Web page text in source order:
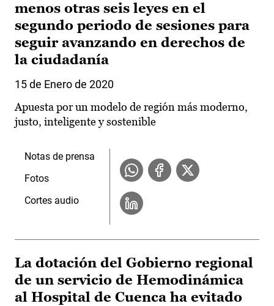
menos otras seis leyes en el
segundo periodo de sesiones para
seguir avanzando en derechos de
la ciudadanía
15 de Enero de 2020
Apuesta por un modelo de región más moderno,
justo, inteligente y sostenible
Notas de prensa
Fotos
Cortes audio
La dotación del Gobierno regional
de un servicio de Hemodinámica
al Hospital de Cuenca ha evitado